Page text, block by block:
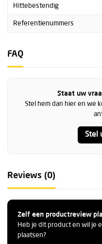
Hittebestendig
Referentienummers
FAQ
Staat uw
Stel hem dan hier en we
Stel
Reviews (0)
Zelf een productreview
Heb je dit product en wil je
plaatsen?